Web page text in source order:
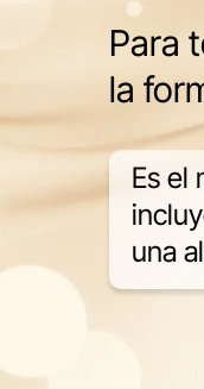
Para
la
Es el
una